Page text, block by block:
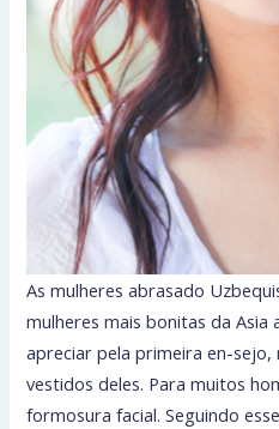
As mulheres abrasado
mulheres mais bonitas da Asia
apreciar pela primeira en-
vestidos deles. Para muitos
formosura facial. Seguindo